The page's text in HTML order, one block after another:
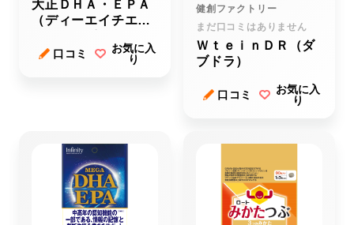
大正ＤＨＡ・ＥＰＡ
（ディーエイチエ
ｒ
口コミ
お気に入
り
健創ファクトリー
まだ口コミはありません
ＷｔｅｉｎＤＲ（ダ
ブドラ）
口コミ
お気に入
り